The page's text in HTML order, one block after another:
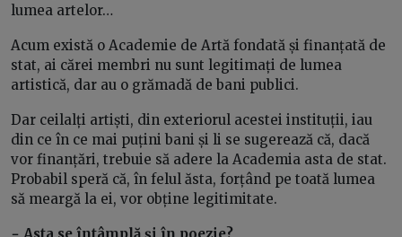
lumea artelor…
Acum există o Academie de Artă fondată și finanțată de
stat, ai cărei membri nu sunt legitimați de lumea
artistică, dar au o grămadă de bani publici.
Dar ceilalți artiști, din exteriorul acestei instituții, iau
din ce în ce mai puțini bani și li se sugerează că, dacă
vor finanțări, trebuie să adere la Academia asta de stat.
Probabil speră că, în felul ăsta, forțând pe toată lumea
să meargă la ei, vor obține legitimitate.